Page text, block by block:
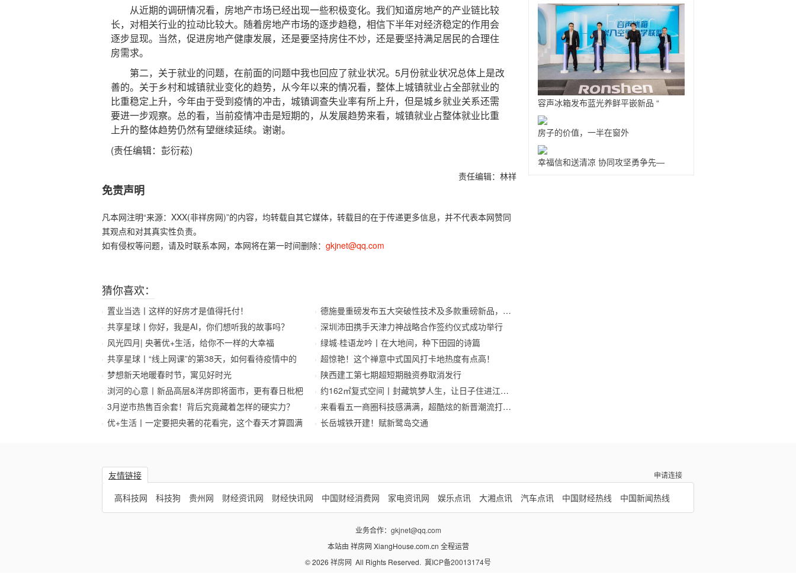
从近期的调研情况看，房地产市场已经出现一些积极变化。我们知道房地产的产业链比较
长，对相关行业的拉动比较大。随着房地产市场的逐步趋稳，相信下半年对经济稳定的作用会
逐步显现。当然，促进房地产健康发展，还是要坚持房住不炒，还是要坚持满足居民的合理住
房需求。
第二，关于就业的问题，在前面的问题中我也回应了就业状况。5月份就业状况总体上是改
善的。关于乡村和城镇就业变化的趋势，从今年以来的情况看，整体上城镇就业占全部就业的
比重稳定上升，今年由于受到疫情的冲击，城镇调查失业率有所上升，但是城乡就业关系还需
要进一步观察。总的看，当前疫情冲击是短期的，从发展趋势来看，城镇就业占整体就业比重
上升的整体趋势仍然有望继续延续。谢谢。
(责任编辑：彭衍菘)
责任编辑：林祥
免责声明
凡本网注明“来源：XXX(非祥房网)”的内容，均转载自其它媒体，转载目的在于传递更多信息，并不代表本网赞同
其观点和对其真实性负责。
如有侵权等问题，请及时联系本网，本网将在第一时间删除： gkjnet@qq.com
猜你喜欢：
置业当选丨这样的好房才是值得托付！
共享星球丨你好，我是AI，你们想听我的故事吗？
风光四月| 央著优+生活，给你不一样的大幸福
共享星球丨“线上网课”的第38天，如何看待疫情中的
梦想新天地暖春时节，寓见好时光
浏河的心意丨新品高层&洋房即将面市，更有春日枇杷
3月逆市热售百余套！背后究竟藏着怎样的硬实力？
优+生活丨一定要把央著的花看完，这个春天才算圆满
德施曼重磅发布五大突破性技术及多款重磅新品，开启
深圳沛田携手天津力神战略合作签约仪式成功举行
绿城·桂语龙吟丨在大地间，种下田园的诗篇
超惊艳！这个禅意中式国风打卡地热度有点高！
陕西建工第七期超短期融资券取消发行
约162㎡复式空间丨封藏筑梦人生，让日子住进江南里
来看看五一商圈科技感满满，超酷炫的新晋潮流打卡地
长岳城铁开建！赋新鹭岛交通
容声冰箱发布蓝光养鲜平嵌新品 “
房子的价值，一半在窗外
幸福信和送清凉 协同攻坚勇争先—
申请连接
友情链接
高科技网
科技狗 贵州网 财经资讯网 财经快讯网 中国财经消费网 家电资讯网 娱乐点讯 大湘点讯 汽车点讯 中国财经热线 中国新闻热线
业务合作： gkjnet@qq.com
本站由 祥房网 XiangHouse.com.cn 全程运营
© 2026 祥房网 All Rights Reserved. 冀ICP备20013174号